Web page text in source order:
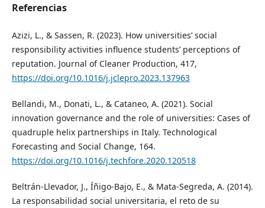
Referencias
Azizi, L., & Sassen, R. (2023). How universities’ social
responsibility activities influence students’ perceptions of
reputation. Journal of Cleaner Production, 417,
https://doi.org/10.1016/j.jclepro.2023.137963
Bellandi, M., Donati, L., & Cataneo, A. (2021). Social
innovation governance and the role of universities: Cases of
quadruple helix partnerships in Italy. Technological
Forecasting and Social Change, 164.
https://doi.org/10.1016/j.techfore.2020.120518
Beltrán-Llevador, J., Íñigo-Bajo, E., & Mata-Segreda, A. (2014).
La responsabilidad social universitaria, el reto de su